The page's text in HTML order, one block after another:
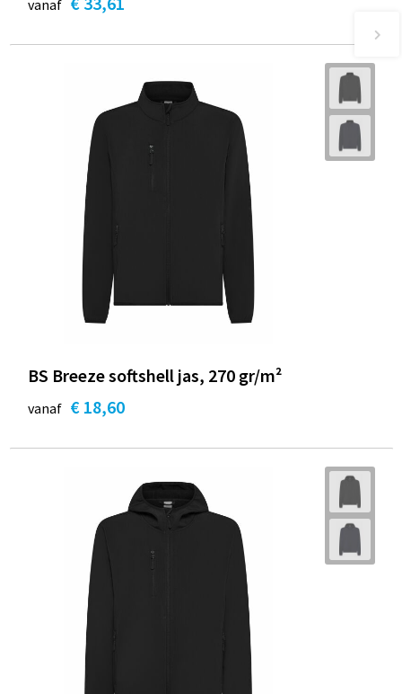
vanaf
BS Breeze softshell jas, 270 gr/m²
vanaf € 18,60